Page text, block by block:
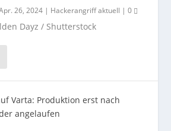
26, 2024 | Hackerangriff aktuell |0
Dayz / Shutterstock